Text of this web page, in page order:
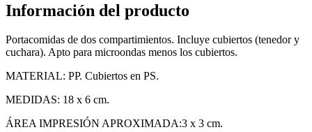
Información del producto
Portacomidas de dos compartimientos. Incluye cubiertos (tenedor y
cuchara). Apto para microondas menos los cubiertos.
MATERIAL: PP. Cubiertos en PS.
MEDIDAS: 18 x 6 cm.
ÁREA IMPRESIÓN APROXIMADA:3 x 3 cm.